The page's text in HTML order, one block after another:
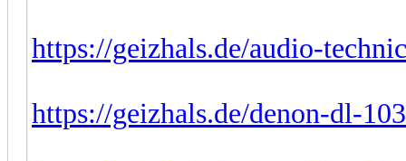
https://geizhals.de/audio-
https://geizhals.de/denon-dl-